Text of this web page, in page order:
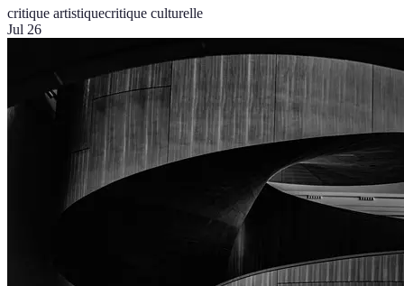
critique artistiquecritique culturelle
Jul 26